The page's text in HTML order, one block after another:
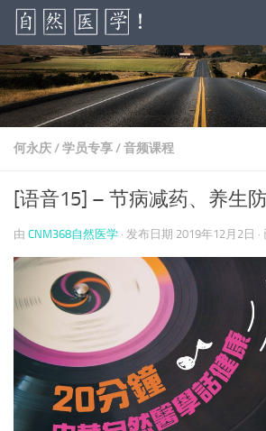
跳至内容
何永庆/学员专享/音频课程
[语音15] – 节病减药、养生
由 CNM368自然医学 · 发布日期 2019年12月2日